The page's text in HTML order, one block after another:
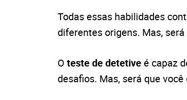
Todas essas habilidades
diferentes origens. Mas,
O teste de detetive é capaz
desafios. Mas, será que